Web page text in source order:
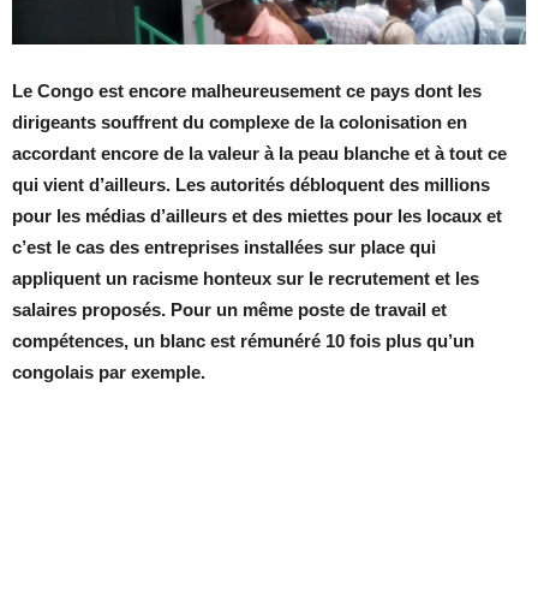
Le Congo est encore malheureusement ce pays dont les
dirigeants souffrent du complexe de la colonisation en
accordant encore de la valeur à la peau blanche et à tout ce
qui vient d’ailleurs. Les autorités débloquent des millions
pour les médias d’ailleurs et des miettes pour les locaux et
c’est le cas des entreprises installées sur place qui
appliquent un racisme honteux sur le recrutement et les
salaires proposés. Pour un même poste de travail et
compétences, un blanc est rémunéré 10 fois plus qu’un
congolais par exemple.